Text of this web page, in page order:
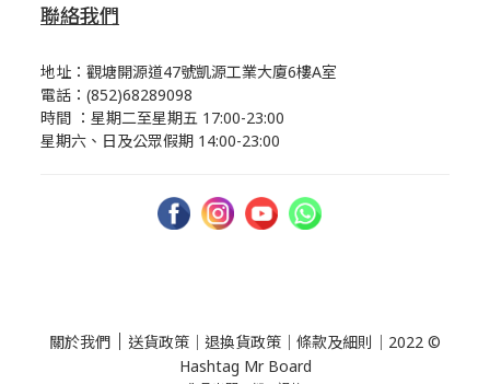
聯絡我們
地址：觀塘開源道47號凱源工業大廈6樓A室
電話：(852)68289098
時間 ：星期二至星期五 17:00-23:00
星期六、日及公眾假期 14:00-23:00
關於我們 送貨政策 退換貨政策 條款及細則
｜2022 ©
Hashtag Mr Board